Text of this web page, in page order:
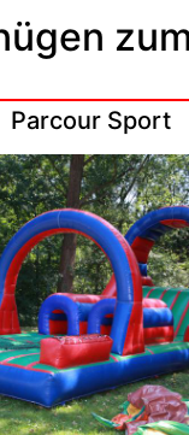
Parcour Sport